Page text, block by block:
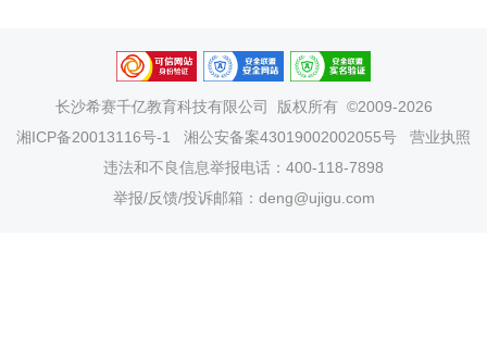
长沙希赛千亿教育科技有限公司
版权所有 ©2009-2026
湘ICP备20013116号-1
湘公安备案43019002002055号
营业执照
违法和不良信息举报电话：400-118-7898
举报/反馈/投诉邮箱：deng@ujigu.com